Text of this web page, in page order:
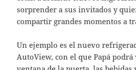
sorprender a sus invitados y
compartir grandes momentos a
Un ejemplo es el nuevo
AutoView, con el que Papá podrá